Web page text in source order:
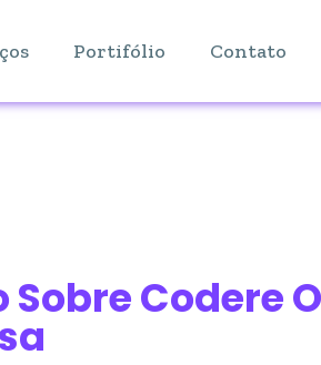
Portifólio Contato
Codere